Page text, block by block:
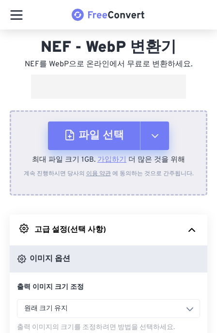
NEF - WebP 변환기
NEF를 WebP으로 온라인에서 무료로 변환하세요.
파일 선택
장치에서
Google 드라이브에서
최대 파일 크기 1GB. 가입하기 더 많은 것을 위해
계속 진행하시면 당사의 이용 약관에 동의하는 것으로 간주됩니다.
고급 설정(선택 사항)
이미지 옵션
출력 이미지 크기 조정
원래 크기 유지
출력 이미지의 크기를 조정하려면 방법을 선택하세요.